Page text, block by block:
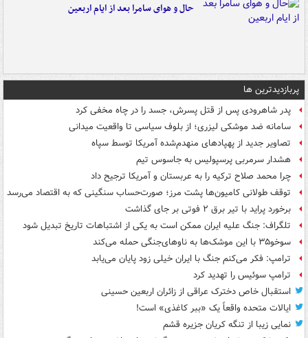
حال و هوای سامرا بعد از ایام اربعین
پربازدیدترین ها
پدر شاهرودی پس از قتل پسرش، جسد را در چاه مخفی کرد
سامانه ضد موشکی لیزری؛ از بلوف سیاسی تا واقعیت میدانی
تصاویر جدید از پهپادهای منهدم‌شده آمریکا توسط سپاه
هشدار سرمربی پرسپولیس به جاسوس تیم
چرا محمد صلاح ترکیه را به عربستان و آمریکا ترجیح داد
توقف طولانی کامیون‌ها پشت مرز؛ صورت‌حساب سنگینی که به اقتصاد می‌رسد
برخورد پراید با تیر برق ۲ فوتی بر جای گذاشت
تلگراف: جنگ علیه ایران ممکن است به یکی از اشتباهات تاریخ تبدیل شود
سوخو۳۵ با این موشک‌ها به ناوهای‌جنگی حمله می‌کند
ترامپ: فکر می‌کنم جنگ با ایران خیلی زود پایان می‌یابد
ترامپ سوئیس را تهدید کرد
استقبال خاص دخترک عراقی از زائران اربعین حسینی
ایالات متحده واقعاً یک «ببر کاغذی» است!
نمایی زیبا از تنگه کریان جزیره قشم